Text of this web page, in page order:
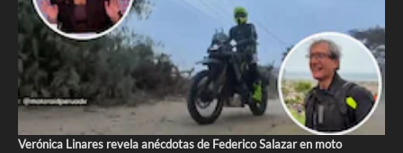
Verónica Linares revela anécdotas de Federico Salazar en moto